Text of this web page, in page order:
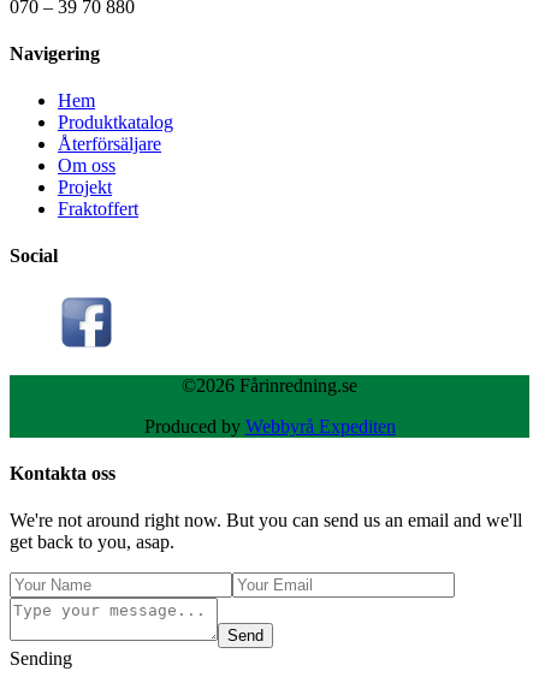
070 – 39 70 880
Navigering
Hem
Produktkatalog
Återförsäljare
Om oss
Projekt
Fraktoffert
Social
©2026 Fårinredning.se
Produced by Webbyrå Expediten
Kontakta oss
We're not around right now. But you can send us an email and we'll
get back to you, asap.
Send
Sending